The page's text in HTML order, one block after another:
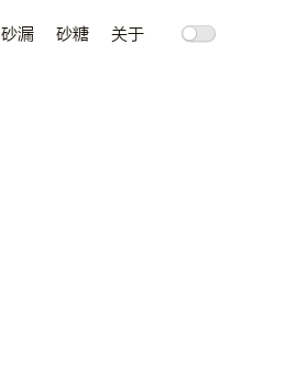
砂漏 砂糖 关于